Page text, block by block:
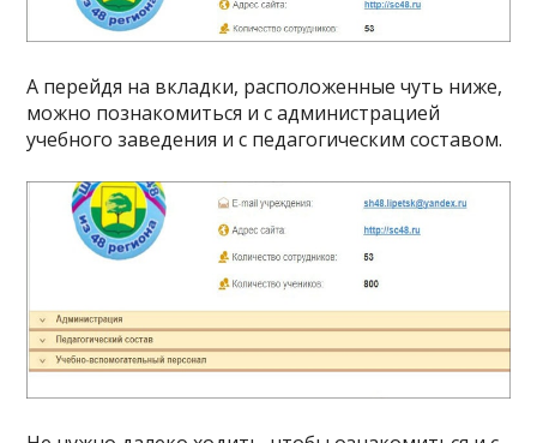
А перейдя на вкладки, расположенные чуть ниже,
можно познакомиться и с администрацией
учебного заведения и с педагогическим составом.